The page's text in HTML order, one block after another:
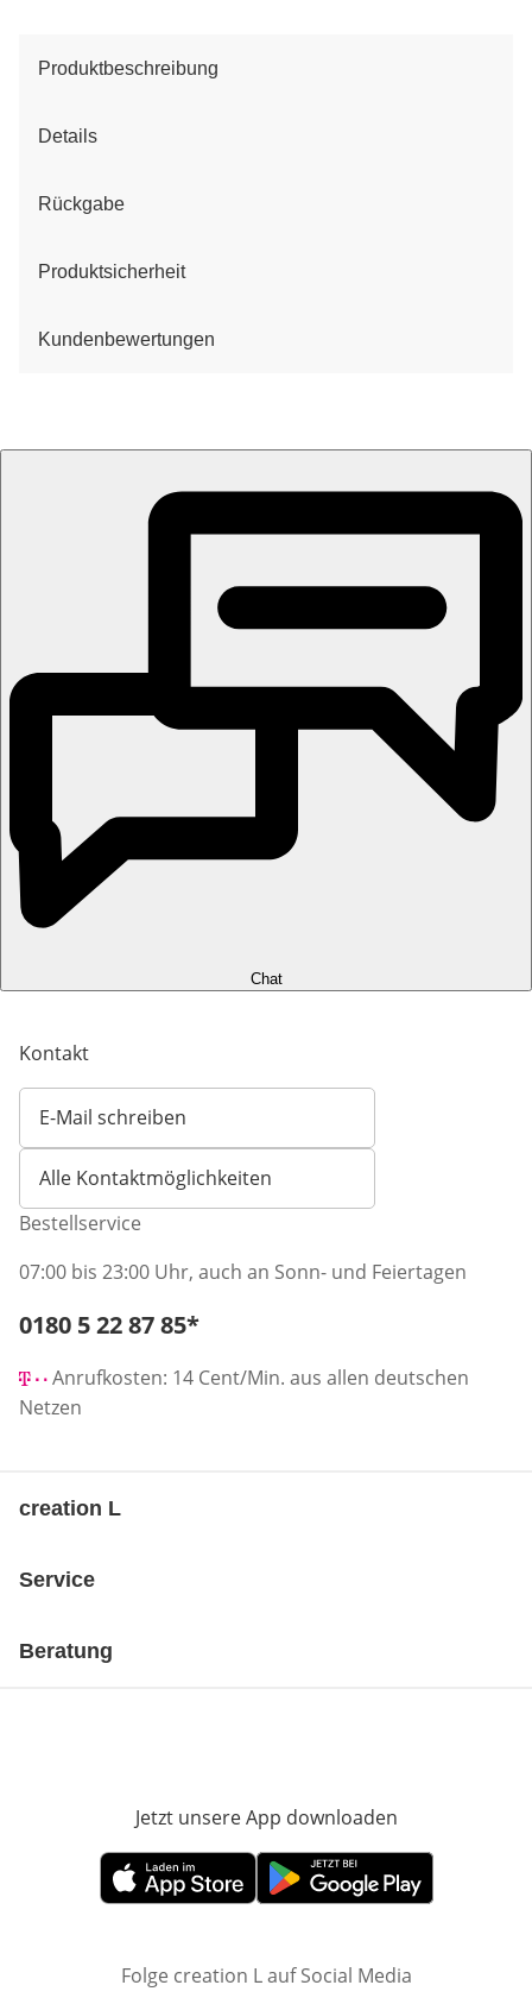
Produktbeschreibung
Details
Rückgabe
Produktsicherheit
Kundenbewertungen
Chat
Kontakt
E-Mail schreiben
Öffnet E-Mail-Client
Alle Kontaktmöglichkeiten
Bestellservice
07:00 bis 23:00 Uhr, auch an Sonn- und Feiertagen
Telefonnummer:
0180 5 22 87 85*
Anrufkosten: 14 Cent/Min. aus allen deutschen
Netzen
creation L
Service
Beratung
Jetzt unsere App downloaden
Öffnet in neuem FensterÖffnet in neuem Fenster
Folge creation L auf Social Media